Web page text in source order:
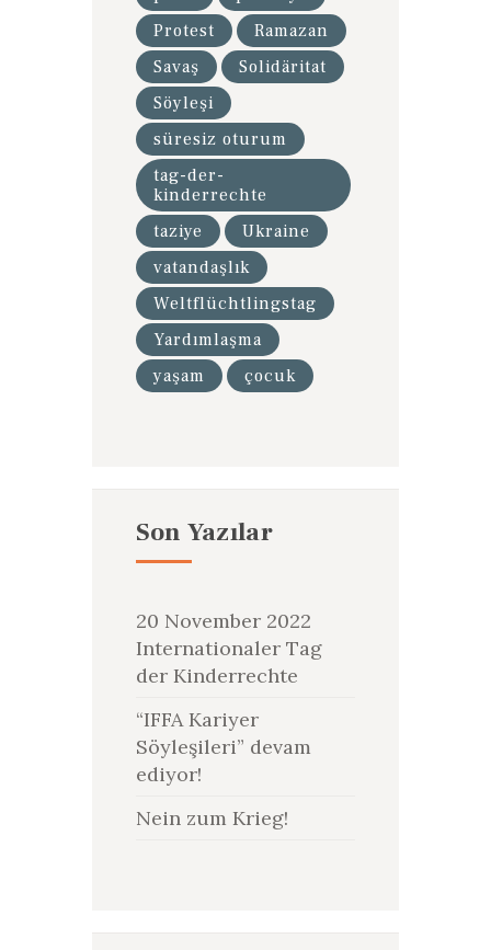
Protest
Ramazan
Savaş
Solidäritat
Söyleşi
süresiz oturum
tag-der-
kinderrechte
taziye
Ukraine
vatandaşlık
Weltflüchtlingstag
Yardımlaşma
yaşam
çocuk
Son Yazılar
20 November 2022
Internationaler Tag
der Kinderrechte
“IFFA Kariyer
Söyleşileri” devam
ediyor!
Nein zum Krieg!